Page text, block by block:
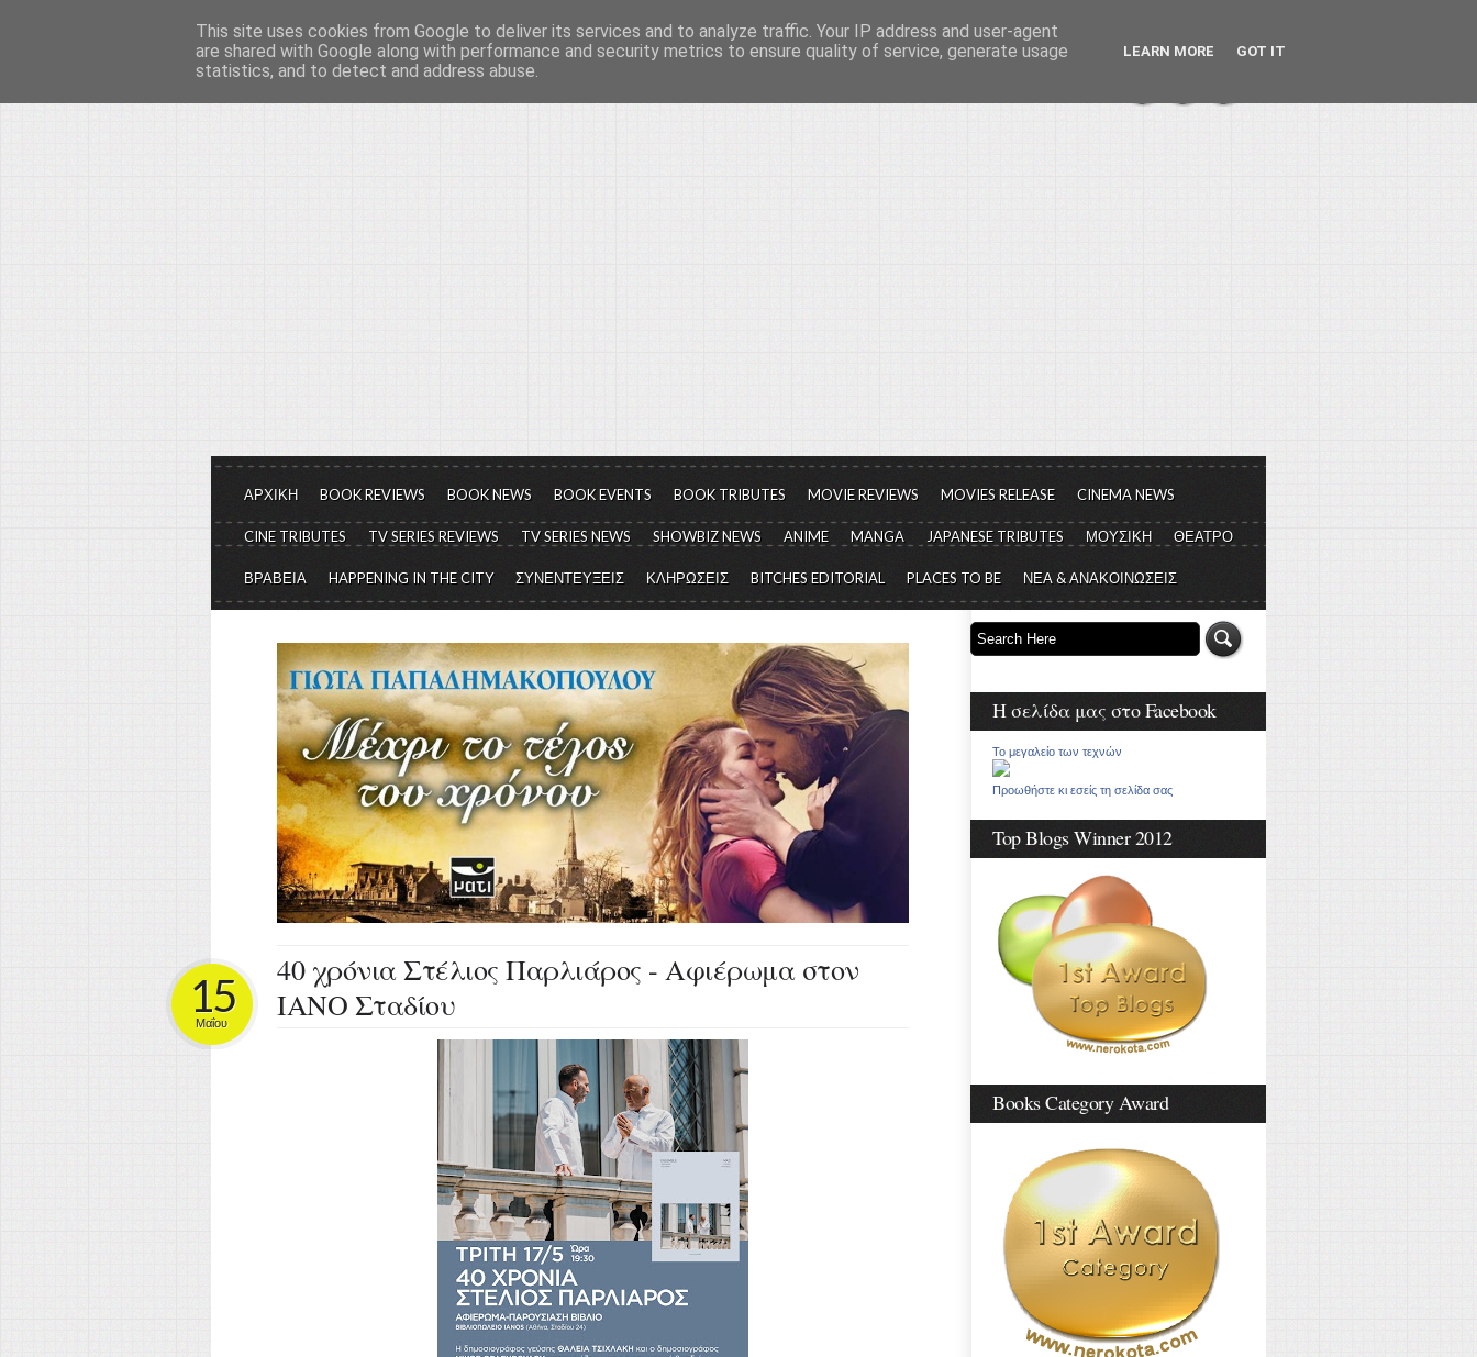
Το μεγαλείο των Τεχνών...
Είμαστε πάντα εδώ για να μιλάμε για τον πολιτισμό, σε κάθε του μορφή και έκταση...
ΑΡΧΙΚΗ BOOK REVIEWS BOOK NEWS BOOK EVENTS BOOK TRIBUTES MOVIE REVIEWS MOVIES RELEASE CINEMA NEWS
CINE TRIBUTES TV SERIES REVIEWS TV SERIES NEWS SHOWBIZ NEWS ANIME MANGA JAPANESE TRIBUTES ΜΟΥΣΙΚΗ ΘΕΑΤΡΟ
ΒΡΑΒΕΙΑ HAPPENING IN THE CITY ΣΥΝΕΝΤΕΥΞΕΙΣ ΚΛΗΡΩΣΕΙΣ BITCHES EDITORIAL PLACES TO BE ΝΕΑ & ΑΝΑΚΟΙΝΩΣΕΙΣ
40 χρόνια Στέλιος Παρλιάρος - Αφιέρωμα στον
ΙΑΝΟ Σταδίου
15
Μαΐου
Η σελίδα μας στο Facebook
Το μεγαλείο των τεχνών
Προωθήστε κι εσείς τη σελίδα σας
Top Blogs Winner 2012
Books Category Award
This site uses cookies from Google to deliver its services and to analyze traffic. Your IP address and user-agent
are shared with Google along with performance and security metrics to ensure quality of service, generate usage
statistics, and to detect and address abuse.
LEARN MORE GOT IT